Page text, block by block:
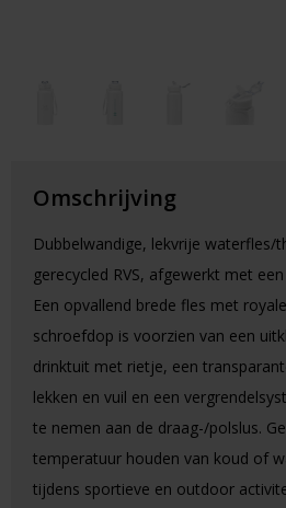
Omschrijving
Dubbelwandige, lekvrije waterfles/
gerecycled RVS, afgewerkt met
Een opvallend brede fles met
schroefdop is voorzien van een
drinktuit met rietje, een
lekken en vuil en een
te nemen aan de draag-/polslus.
temperatuur houden van koud of
tijdens sportieve en outdoor